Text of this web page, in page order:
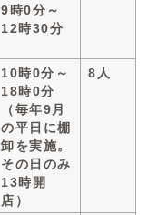
9時0分～
12時30分
10時0分～
18時0分
（毎年9月
の平日に棚
卸を実施。
その日のみ
13時開
店）
8人